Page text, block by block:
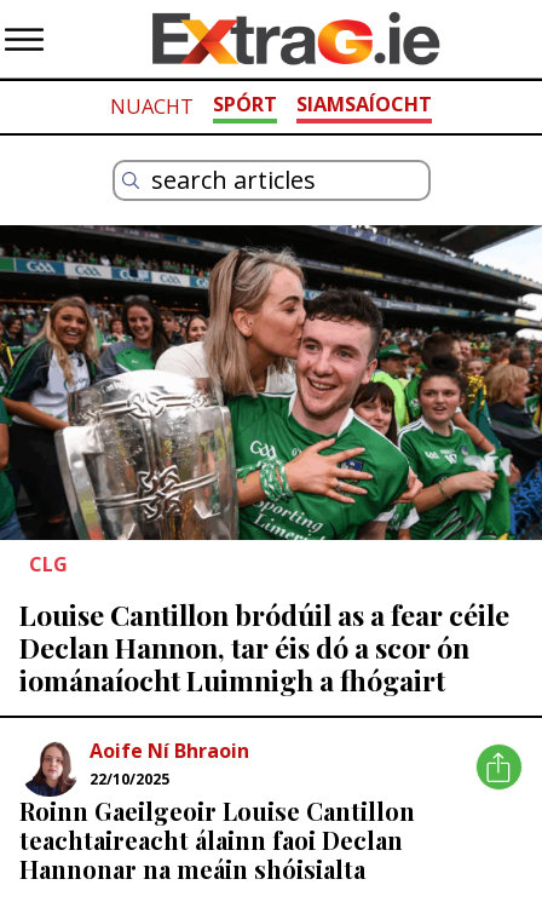
NUACHT SPÓRT SIAMSAÍOCHT
CLG
Louise Cantillon bródúil as a fear céile
Declan Hannon, tar éis dó a scor ón
iománaíocht Luimnigh a fhógairt
Aoife Ní Bhraoin
22/10/2025
Roinn Gaeilgeoir Louise Cantillon
teachtaireacht álainn faoi Declan
Hannonar na meáin shóisialta